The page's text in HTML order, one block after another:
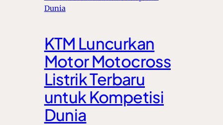
KTM Luncurkan
Motor Motocross
Listrik Terbaru
untuk Kompetisi
Dunia